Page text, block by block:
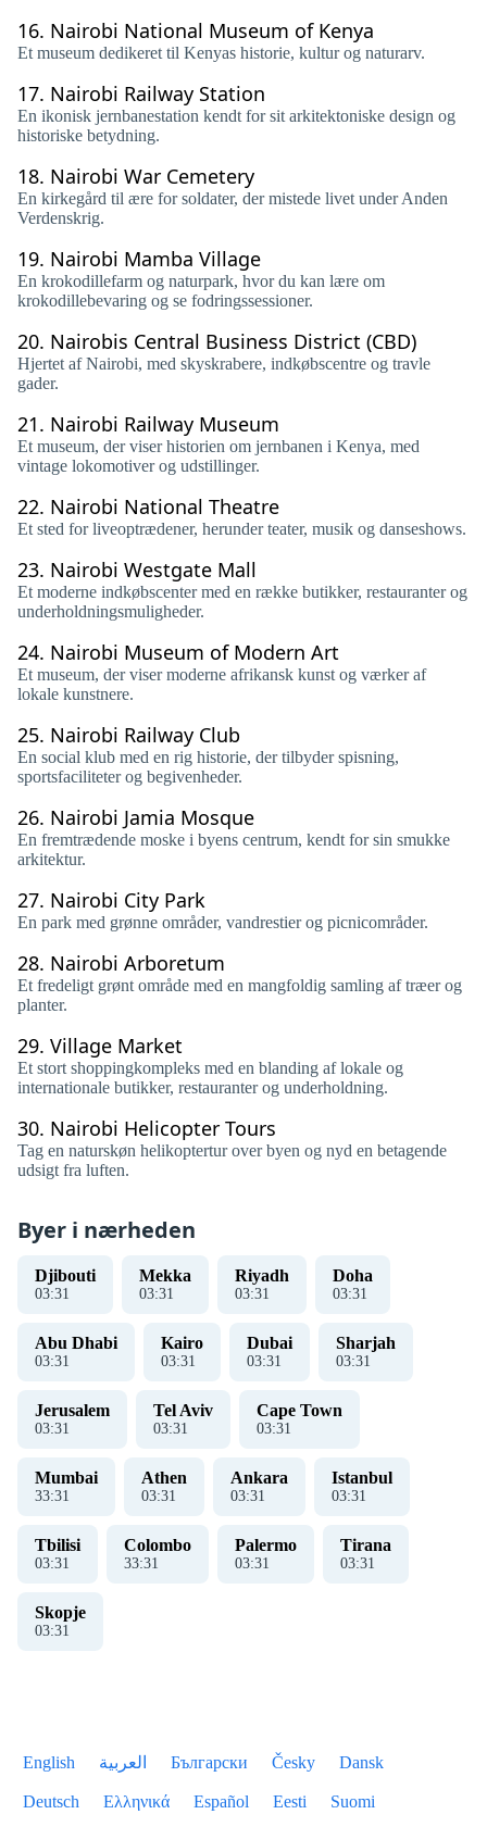
16. Nairobi National Museum of Kenya
Et museum dedikeret til Kenyas historie, kultur og naturarv.
17. Nairobi Railway Station
En ikonisk jernbanestation kendt for sit arkitektoniske design og
historiske betydning.
18. Nairobi War Cemetery
En kirkegård til ære for soldater, der mistede livet under Anden
Verdenskrig.
19. Nairobi Mamba Village
En krokodillefarm og naturpark, hvor du kan lære om
krokodillebevaring og se fodringssessioner.
20. Nairobis Central Business District (CBD)
Hjertet af Nairobi, med skyskrabere, indkøbscentre og travle
gader.
21. Nairobi Railway Museum
Et museum, der viser historien om jernbanen i Kenya, med
vintage lokomotiver og udstillinger.
22. Nairobi National Theatre
Et sted for liveoptrædener, herunder teater, musik og danseshows.
23. Nairobi Westgate Mall
Et moderne indkøbscenter med en række butikker, restauranter og
underholdningsmuligheder.
24. Nairobi Museum of Modern Art
Et museum, der viser moderne afrikansk kunst og værker af
lokale kunstnere.
25. Nairobi Railway Club
En social klub med en rig historie, der tilbyder spisning,
sportsfaciliteter og begivenheder.
26. Nairobi Jamia Mosque
En fremtrædende moske i byens centrum, kendt for sin smukke
arkitektur.
27. Nairobi City Park
En park med grønne områder, vandrestier og picnicområder.
28. Nairobi Arboretum
Et fredeligt grønt område med en mangfoldig samling af træer og
planter.
29. Village Market
Et stort shoppingkompleks med en blanding af lokale og
internationale butikker, restauranter og underholdning.
30. Nairobi Helicopter Tours
Tag en naturskøn helikoptertur over byen og nyd en betagende
udsigt fra luften.
Byer i nærheden
Djibouti
03:31
Mekka
03:31
Riyadh
03:31
Doha
03:31
Abu Dhabi
03:31
Kairo
03:31
Dubai
03:31
Sharjah
03:31
Jerusalem
03:31
Tel Aviv
03:31
Cape Town
03:31
Mumbai
33:31
Athen
03:31
Ankara
03:31
Istanbul
03:31
Tbilisi
03:31
Colombo
33:31
Palermo
03:31
Tirana
03:31
Skopje
03:31
English العربية Български Česky Dansk
Deutsch Ελληνικά Español Eesti Suomi